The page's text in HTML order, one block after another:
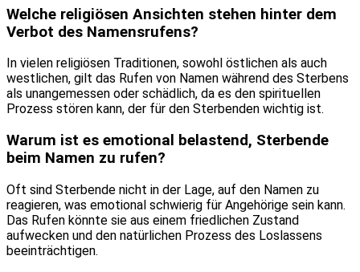
Welche religiösen Ansichten stehen hinter dem
Verbot des Namensrufens?
In vielen religiösen Traditionen, sowohl östlichen als auch
westlichen, gilt das Rufen von Namen während des Sterbens
als unangemessen oder schädlich, da es den spirituellen
Prozess stören kann, der für den Sterbenden wichtig ist.
Warum ist es emotional belastend, Sterbende
beim Namen zu rufen?
Oft sind Sterbende nicht in der Lage, auf den Namen zu
reagieren, was emotional schwierig für Angehörige sein kann.
Das Rufen könnte sie aus einem friedlichen Zustand
aufwecken und den natürlichen Prozess des Loslassens
beeinträchtigen.